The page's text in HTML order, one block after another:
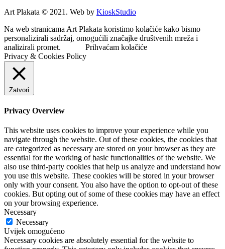
Art Plakata © 2021. Web by KioskStudio
Na web stranicama Art Plakata koristimo kolačiće kako bismo
personalizirali sadržaj, omogućili značajke društvenih mreža i
analizirali promet.
Prihvaćam kolačiće
Privacy & Cookies Policy
Zatvori
Privacy Overview
This website uses cookies to improve your experience while you
navigate through the website. Out of these cookies, the cookies that
are categorized as necessary are stored on your browser as they are
essential for the working of basic functionalities of the website. We
also use third-party cookies that help us analyze and understand how
you use this website. These cookies will be stored in your browser
only with your consent. You also have the option to opt-out of these
cookies. But opting out of some of these cookies may have an effect
on your browsing experience.
Necessary
Necessary
Uvijek omogućeno
Necessary cookies are absolutely essential for the website to